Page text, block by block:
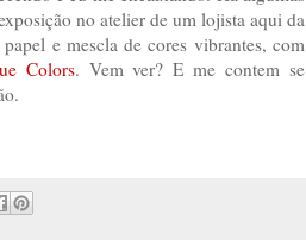
no atelier de um lojista aqui da
e mescla de cores vibrantes, com
Colors. Vem ver? E me contem se